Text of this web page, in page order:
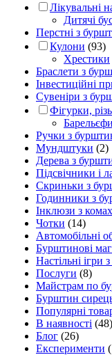
Лікувальні
Дитячі
Перстні з
Кулони (93)
Хрестики
Браслети з
Інвестиційні
Сувеніри з
Фігурки,
Барельєфи
Ручки з
Мундштуки (2)
Дерева з
Підсвічники і
Скриньки з
Годинники з
Інклюзи з
Чотки (14)
Автомобільні
Бурштинові
Настільні
Послуги (8)
Майстрам по
Бурштин
Популярні
В наявності (48)
Блог (26)
Експерименти